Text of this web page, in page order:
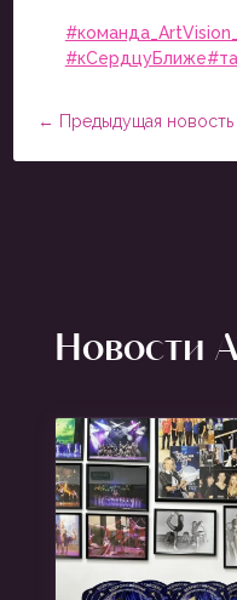
#кСердцуБлиже
← Предыдущая новость
Новости